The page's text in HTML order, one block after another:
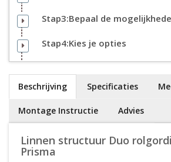
Stap3:Bepaal de
Stap4:Kies je opties
Beschrijving Specificaties
Montage Instructie Advies
Linnen structuur Duo
Prisma